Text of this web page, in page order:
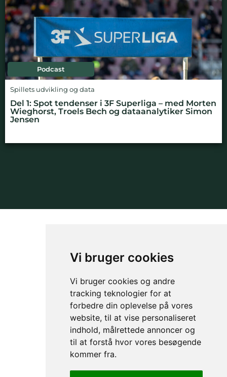
Vi bruger cookies
Vi bruger cookies og andre
tracking teknologier for at
forbedre din oplevelse på vores
website, til at vise personaliseret
indhold, målrettede annoncer og
til at forstå hvor vores besøgende
kommer fra.
Podcast
Spillets udvikling og data
Del 1: Spot tendenser i 3F Superliga – med Morten
Wieghorst, Troels Bech og dataanalytiker Simon
Jensen
OM GAMECHANGER